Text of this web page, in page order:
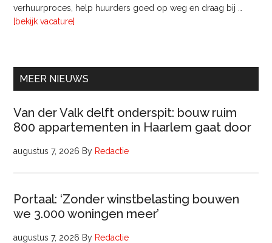
Vastgoedmanagement
verhuurproces, help huurders goed op weg en draag bij …
[bekijk vacature]
MEER NIEUWS
Van der Valk delft onderspit: bouw ruim
800 appartementen in Haarlem gaat door
augustus 7, 2026 By Redactie
Portaal: ‘Zonder winstbelasting bouwen
we 3.000 woningen meer’
augustus 7, 2026 By Redactie